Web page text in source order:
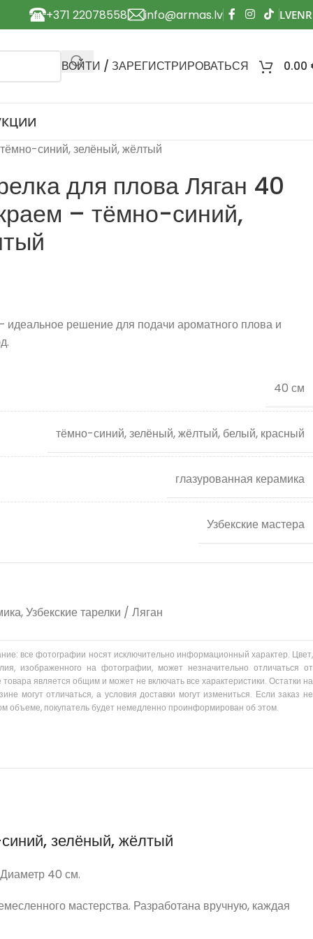
+371 22078558 info@armas.lv
ВОЙТИ / ЗАРЕГИСТРИРОВАТЬСЯ 0.00
синий, зелёный, жёлтый
для плова Ляган 40
– тёмно-синий,
идеальное решение для подачи ароматного плова и
40 см
тёмно-синий, зелёный, жёлтый, белый, красный
глазурованная керамика
Узбекские мастера
,Узбекские тарелки / Ляган
все фотографии носят исключительно информационный характер. Цвет,
изображенного на фотографии, может незначительно отличаться от
является общим и может не включать все характеристики. Остатки на
могут отличаться, а условия доставки могут измениться. Если заказ не
объеме, покупатель будет немедленно проинформирован об этом.
зелёный, жёлтый
40 см.
мастерства. Разработана вручную, каждая